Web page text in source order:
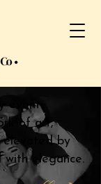
event
of art,
elevated by
with elegance.